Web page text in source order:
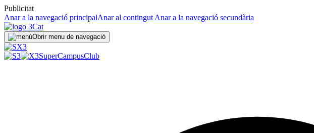
Publicitat
Anar a la navegació principalAnar al contingut Anar a la navegació secundària
Obrir menu de navegació
SuperCampusClub